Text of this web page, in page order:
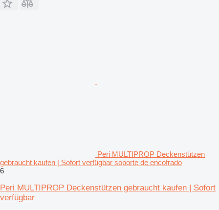
Peri MULTIPROP Deckenstützen
gebraucht kaufen | Sofort verfügbar soporte de encofrado
6
Peri MULTIPROP Deckenstützen gebraucht kaufen | Sofort
verfügbar